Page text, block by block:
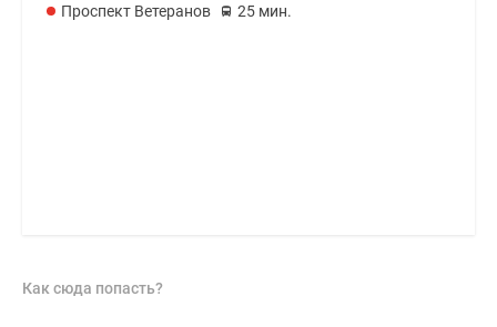
Проспект Ветеранов
25 мин.
Как сюда попасть?